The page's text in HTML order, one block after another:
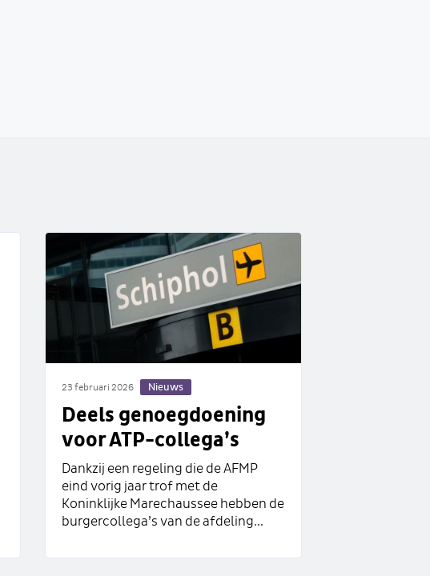
23 februari 2026 Nieuws
Deels genoegdoening
voor ATP-collega’s
Dankzij een regeling die de AFMP
eind vorig jaar trof met de
Koninklijke Marechaussee hebben de
burgercollega’s van de afdeling...